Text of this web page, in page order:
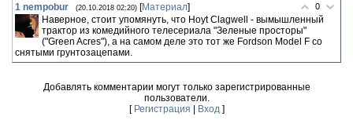
0
1 nempobur (20.10.2018 02:20) [Материал]
Наверное, стоит упомянуть, что Hoyt Clagwell - вымышленный
трактор из комедийного телесериала "Зеленые просторы"
("Green Acres"), а на самом деле это тот же Fordson Model F со
снятыми грунтозацепами.
Добавлять комментарии могут только зарегистрированные
пользователи.
[ Регистрация Вход]